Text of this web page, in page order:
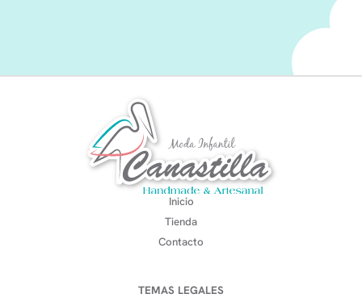
Inicio
Tienda
Contacto
TEMAS LEGALES